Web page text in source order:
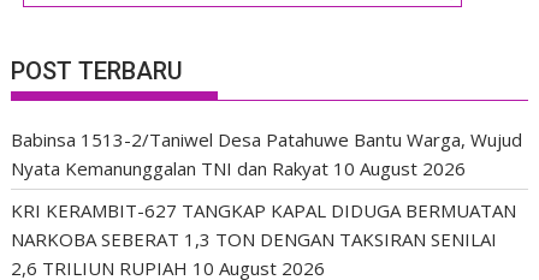
POST TERBARU
Babinsa 1513-2/Taniwel Desa Patahuwe Bantu Warga, Wujud
Nyata Kemanunggalan TNI dan Rakyat 10 August 2026
KRI KERAMBIT-627 TANGKAP KAPAL DIDUGA BERMUATAN
NARKOBA SEBERAT 1,3 TON DENGAN TAKSIRAN SENILAI
2,6 TRILIUN RUPIAH 10 August 2026